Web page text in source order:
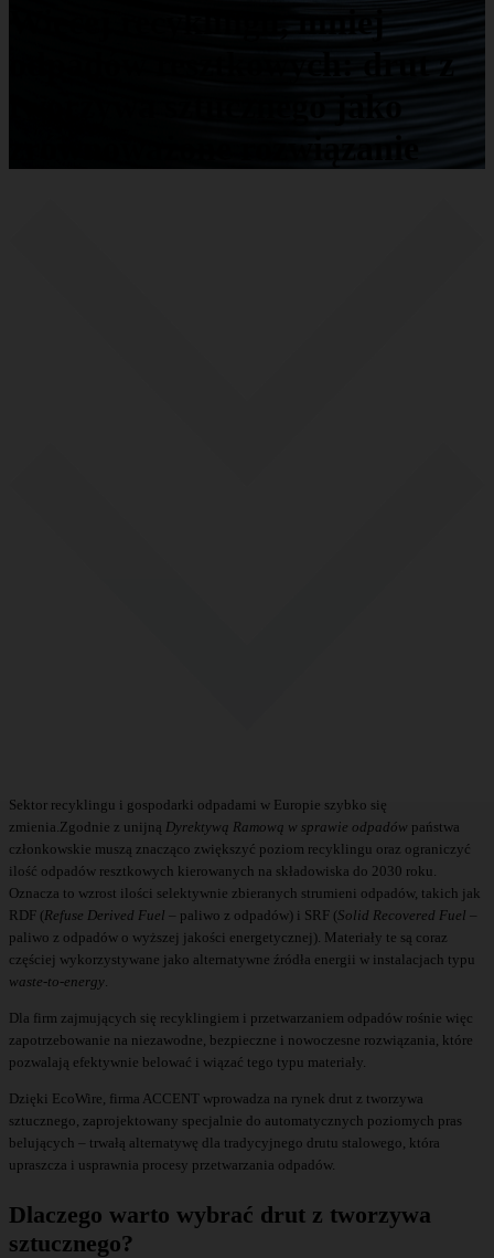
Więcej recyklingu, mniej
odpadów resztkowych: drut z
Sektor recyklingu i gospodarki odpadami w Europie szybko się
zmienia.Zgodnie z unijną Dyrektywą Ramową w sprawie odpadów państwa
członkowskie muszą znacząco zwiększyć poziom recyklingu oraz ograniczyć
ilość odpadów resztkowych kierowanych na składowiska do 2030 roku.
Oznacza to wzrost ilości selektywnie zbieranych strumieni odpadów, takich jak
RDF (Refuse Derived Fuel – paliwo z odpadów) i SRF (Solid Recovered Fuel –
paliwo z odpadów o wyższej jakości energetycznej). Materiały te są coraz
częściej wykorzystywane jako alternatywne źródła energii w instalacjach typu
waste-to-energy
Dla firm zajmujących się recyklingiem i przetwarzaniem odpadów rośnie więc
zapotrzebowanie na niezawodne, bezpieczne i nowoczesne rozwiązania, które
pozwalają efektywnie belować i wiązać tego typu materiały.
Dzięki EcoWire, firma ACCENT wprowadza na rynek drut z tworzywa
sztucznego, zaprojektowany specjalnie do automatycznych poziomych pras
belujących – trwałą alternatywę dla tradycyjnego drutu stalowego, która
upraszcza i usprawnia procesy przetwarzania odpadów.
Dlaczego warto wybrać drut z tworzywa
sztucznego?